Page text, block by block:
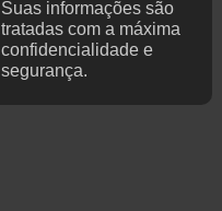
e line-up
completo
confirmad
Suas informações são
tratadas com a máxima
confidencialidade e
segurança.